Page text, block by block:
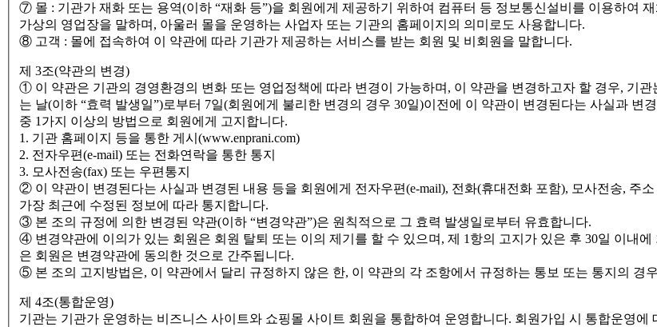
⑦ 몰 : 기관가 재화 또는 용역(이하 “재화 등”)을 회원에게 제공하기 위하여 컴퓨터 등 정보통신설비를 이용하여
가상의 영업장을 말하며, 아울러 몰을 운영하는 사업자 또는 기관의 홈페이지의 의미로도 사용합니다.
⑧ 고객 : 몰에 접속하여 이 약관에 따라 기관가 제공하는 서비스를 받는 회원 및 비회원을 말합니다.
제 3조(약관의 변경)
① 이 약관은 기관의 경영환경의 변화 또는 영업정책에 따라 변경이 가능하며, 이 약관을 변경하고자 할 경우, 기
는 날(이하 “효력 발생일”)로부터 7일(회원에게 불리한 변경의 경우 30일)이전에 이 약관이 변경된다는 사실과 변
중 1가지 이상의 방법으로 회원에게 고지합니다.
1. 기관 홈페이지 등을 통한 게시(www.enprani.com)
2. 전자우편(e-mail) 또는 전화연락을 통한 통지
3. 모사전송(fax) 또는 우편통지
② 이 약관이 변경된다는 사실과 변경된 내용 등을 회원에게 전자우편(e-mail), 전화(휴대전화 포함), 모사전송, 주
가장 최근에 수정된 정보에 따라 통지합니다.
③ 본 조의 규정에 의한 변경된 약관(이하 “변경약관”)은 원칙적으로 그 효력 발생일로부터 유효합니다.
④ 변경약관에 이의가 있는 회원은 회원 탈퇴 또는 이의 제기를 할 수 있으며, 제 1항의 고지가 있은 후 30일 이내
은 회원은 변경약관에 동의한 것으로 간주됩니다.
⑤ 본 조의 고지방법은, 이 약관에서 달리 규정하지 않은 한, 이 약관의 각 조항에서 규정하는 통보 또는 통지의 경
제 4조(통합운영)
기관는 기관가 운영하는 비즈니스 사이트와 쇼핑몰 사이트 회원을 통합하여 운영합니다. 회원가입 시 통합운영에